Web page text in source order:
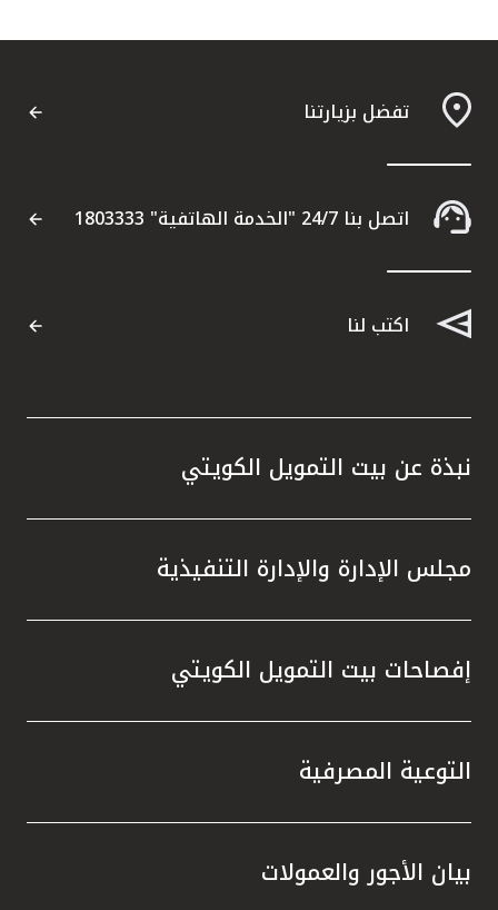
تفضل بزيارتنا
اتصل بنا 24/7 "الخدمة الهاتفية" 1803333
اكتب لنا
نبذة عن بيت التمويل الكويتي
مجلس الإدارة والإدارة التنفيذية
إفصاحات بيت التمويل الكويتي
التوعية المصرفية
بيان الأجور والعمولات